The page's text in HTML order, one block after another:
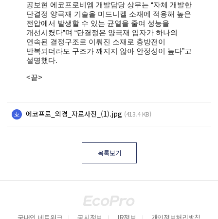
공보현 에코프로비엠 개발담당 상무는 “자체 개발한
단결정 양극재 기술을 미드니켈 소재에 적용해 높은
전압에서 발생할 수 있는 균열을 줄여 성능을
개선시켰다”며 “단결정은 양극재 입자가 하나의
연속된 결정구조로 이뤄진 소재로 충방전이
반복되더라도 구조가 깨지지 않아 안정성이 높다”고
설명했다.
<끝>
에코프로_외경_자료사진_(1).jpg (413.4 KB)
목록보기